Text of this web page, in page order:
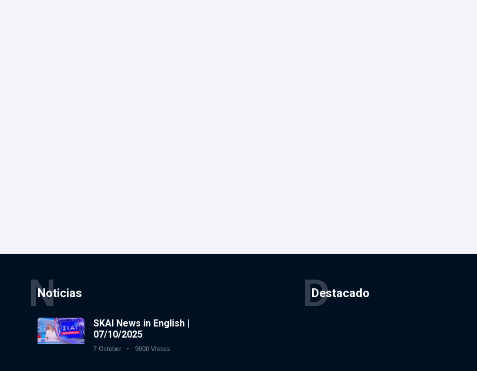
Noticias
N
SKAI News in English |
07/10/2025
7 October 9000 Vistas
Destacado
D